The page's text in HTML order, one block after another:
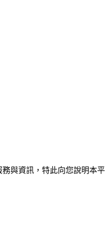
與資訊，特此向您說明本平